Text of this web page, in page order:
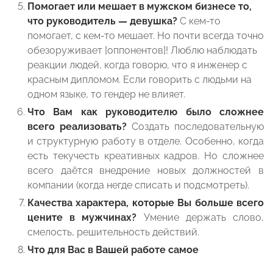
Помогает или мешает в мужском бизнесе то,
что руководитель — девушка? С кем-то
помогает, с кем-то мешает. Но почти всегда точно
обезоруживает [оппонентов]! Люблю наблюдать
реакции людей, когда говорю, что я инженер с
красным дипломом. Если говорить с людьми на
одном языке, то гендер не влияет.
Что Вам как руководителю было сложнее
всего реализовать? Создать последовательную
и структурную работу в отделе. Особенно, когда
есть текучесть креативных кадров. Но сложнее
всего даётся внедрение новых должностей в
компании (когда негде списать и подсмотреть).
Качества характера, которые Вы больше всего
цените в мужчинах? Умение держать слово,
смелость, решительность действий.
Что для Вас в Вашей работе самое